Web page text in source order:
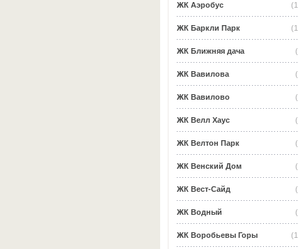
ЖК Аэробус
ЖК Баркли Парк
ЖК Ближняя дача
ЖК Вавилова
ЖК Вавилово
ЖК Велл Хаус
ЖК Велтон Парк
ЖК Венский Дом
ЖК Вест-Сайд
ЖК Водный
ЖК Воробьевы Горы